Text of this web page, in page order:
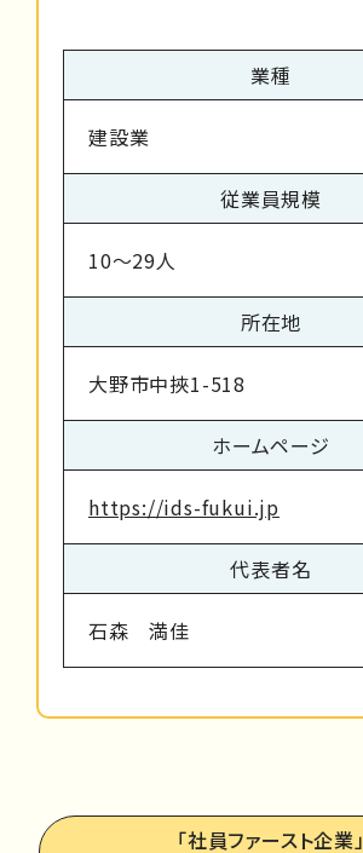
業種
建設業
従業員規模
10～29人
所在地
大野市中挾1-518
ホームページ
https://ids-fukui.jp
代表者名
石森 満佳
「社員ファースト企業」